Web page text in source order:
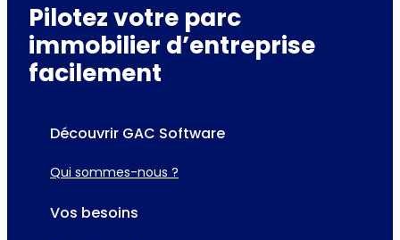
Pilotez votre parc
immobilier d’entreprise
facilement
Découvrir GAC Software
Qui sommes-nous ?
Vos besoins